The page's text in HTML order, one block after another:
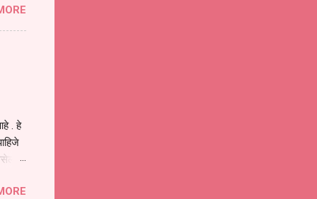
. हे
.